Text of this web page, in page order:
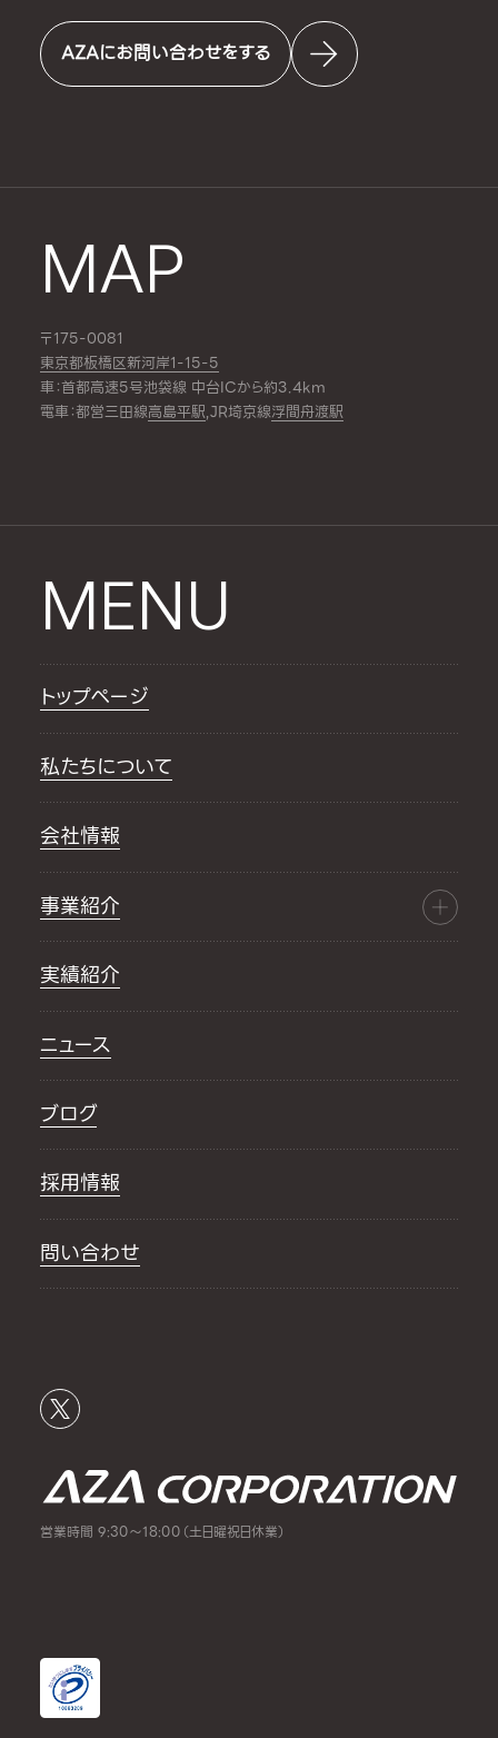
AZAにお問い合わせをする
MAP
〒175-0081
東京都板橋区新河岸1-15-5
車：首都高速5号池袋線 中台ICから約3.4km
電車：都営三田線高島平駅,JR埼京線浮間舟渡駅
MENU
トップページ
私たちについて
会社情報
事業紹介
実績紹介
ニュース
ブログ
採用情報
問い合わせ
営業時間 9:30～18:00（土日曜祝日休業）